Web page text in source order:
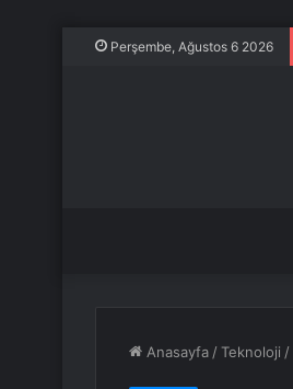
Perşembe, Ağustos 6 2026
Anasayfa /Teknoloji /